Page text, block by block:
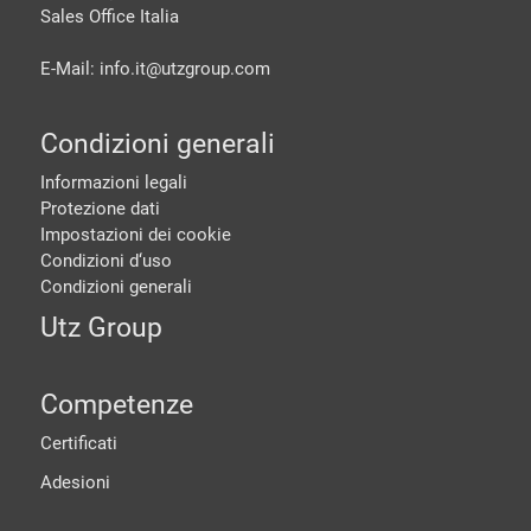
Sales Office Italia
E-Mail: info.it@utzgroup.com
Condizioni generali
Informazioni legali
Protezione dati
Impostazioni dei cookie
Condizioni d‘uso
Condizioni generali
Utz Group
Competenze
Certificati
Adesioni